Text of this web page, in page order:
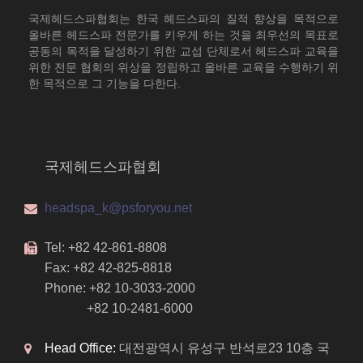
국제헤드스파협회는 한국 헤드스파의 질적 향상을 목적으로
올바른 헤드스파 전문가를 키우게 하는 것을 최우선의 목표로
공동의 목적을 달성하기 위한 교섭 단체로서 헤드스파 교육을
위한 전문 협회의 위상을 정립하고 올바른 교육을 수행하기 위
한 목적으로 그 기능을 다한다.
국제헤드스파협회
headspa_k@psforyou.net
Tel: +82 42-861-8808
Fax: +82 42-825-8818
Phone: +82 10-3033-2000
+82 10-2481-6000
Head Office: 대전광역시 유성구 반석로23 10층 국